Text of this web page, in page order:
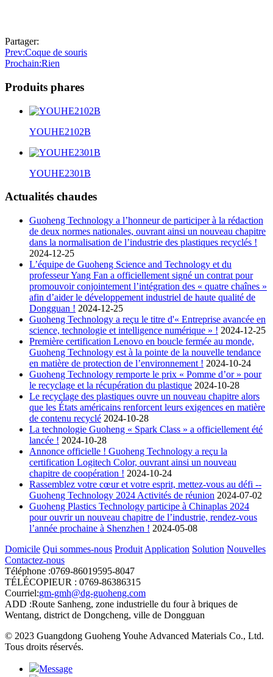
Partager:
Prev:Coque de souris
Prochain:Rien
Produits phares
YOUHE2102B
YOUHE2301B
Actualités chaudes
Guoheng Technology a l’honneur de participer à la rédaction
de deux normes nationales, ouvrant ainsi un nouveau chapitre
dans la normalisation de l’industrie des plastiques recyclés !
2024-12-25
L’équipe de Guoheng Science and Technology et du
professeur Yang Fan a officiellement signé un contrat pour
promouvoir conjointement l’intégration des « quatre chaînes »
afin d’aider le développement industriel de haute qualité de
Dongguan ! 2024-12-25
Guoheng Technology a reçu le titre d'« Entreprise avancée en
science, technologie et intelligence numérique » ! 2024-12-25
Première certification Lenovo en boucle fermée au monde,
Guoheng Technology est à la pointe de la nouvelle tendance
en matière de protection de l’environnement ! 2024-10-24
Guoheng Technology remporte le prix « Pomme d’or » pour
le recyclage et la récupération du plastique 2024-10-28
Le recyclage des plastiques ouvre un nouveau chapitre alors
que les États américains renforcent leurs exigences en matière
de contenu recyclé 2024-10-28
La technologie Guoheng « Spark Class » a officiellement été
lancée ! 2024-10-28
Annonce officielle ! Guoheng Technology a reçu la
certification Logitech Color, ouvrant ainsi un nouveau
chapitre de coopération ! 2024-10-24
Rassemblez votre cœur et votre esprit, mettez-vous au défi --
Guoheng Technology 2024 Activités de réunion 2024-07-02
Guoheng Plastics Technology participe à Chinaplas 2024
pour ouvrir un nouveau chapitre de l’industrie, rendez-vous
l’année prochaine à Shenzhen ! 2024-05-08
Domicile Qui sommes-nous Produit Application Solution Nouvelles
Contactez-nous
Téléphone :0769-86019595-8047
TÉLÉCOPIEUR : 0769-86386315
Courriel:gm-gmh@dg-guoheng.com
ADD :Route Sanheng, zone industrielle du four à briques de
Wentang, district de Dongcheng, ville de Dongguan
© 2023 Guangdong Guoheng Youhe Advanced Materials Co., Ltd.
Tous droits réservés.
Message